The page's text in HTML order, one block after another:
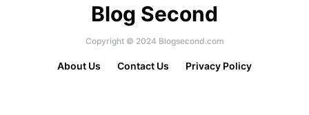
Blog Second
Copyright © 2024 Blogsecond.com
About Us Contact Us Privacy Policy